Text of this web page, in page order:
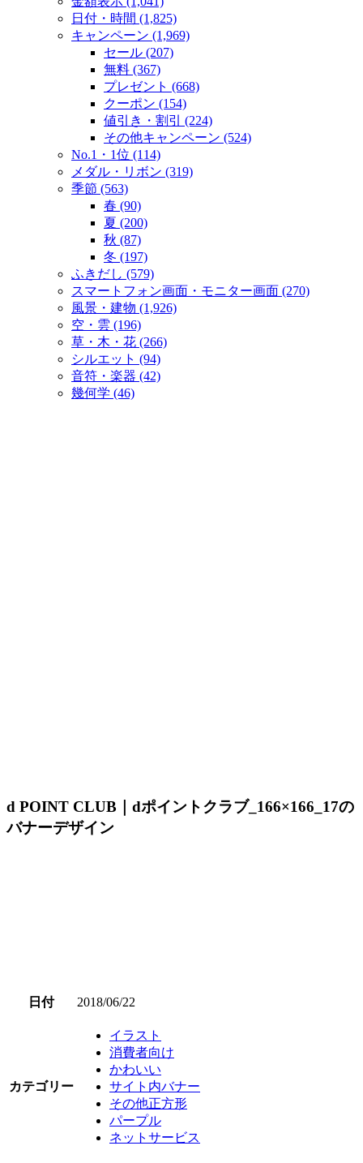
日付・時間 (1,825)
キャンペーン (1,969)
セール (207)
無料 (367)
プレゼント (668)
クーポン (154)
値引き・割引 (224)
その他キャンペーン (524)
No.1・1位 (114)
メダル・リボン (319)
季節 (563)
春 (90)
夏 (200)
秋 (87)
冬 (197)
ふきだし (579)
スマートフォン画面・モニター画面 (270)
風景・建物 (1,926)
空・雲 (196)
草・木・花 (266)
シルエット (94)
音符・楽器 (42)
幾何学 (46)
d POINT CLUB｜dポイントクラブ_166×166_17の
バナーデザイン
日付 2018/06/22
カテゴリー
イラスト
消費者向け
かわいい
サイト内バナー
その他正方形
パープル
ネットサービス